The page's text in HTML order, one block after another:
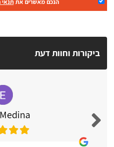
הנכם מאשרים את
ביקורות וחוות דעת